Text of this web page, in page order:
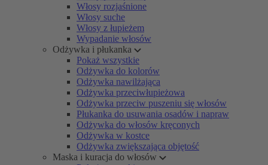
Włosy rozjaśnione
Włosy suche
Włosy z łupieżem
Wypadanie włosów
Odżywka i płukanka
Pokaż wszystkie
Odżywka do kolorów
Odżywka nawilżająca
Odżywka przeciwłupieżowa
Odżywka przeciw puszeniu się włosów
Płukanka do usuwania osadów i napraw
Odżywka do włosów kręconych
Odżywka w kostce
Odżywka zwiększająca objętość
Maska i kuracja do włosów